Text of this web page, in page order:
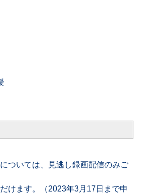
ついては、見逃し録画配信のみご
けます。（2023年3月17日まで申